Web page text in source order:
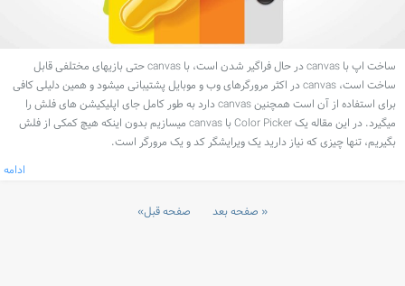
ساخت اپ با canvas در حال فراگیر شدن است، با canvas حتی بازیهای مختلفی قابل
ساخت است، canvas در اکثر مرورگرهای وب و موبایل پشتیبانی میشود و همین دلیلی کافی
برای استفاده از آن است همچنین canvas دارد به طور کامل جای اپلیکیشن های فلش را
میگیرد. در این مقاله یک Color Picker با canvas میسازیم بدون اینکه هیچ کمکی از فلش
بگیریم، تنها چیزی که نیاز دارید یک ویرایشگر کد و یک مرورگر است.
ادامه
صفحه قبل صفحه بعد